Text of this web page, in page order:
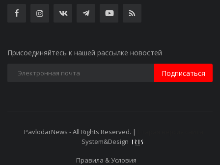
Присоединяйтесь к нашей рассылке новостей
Подписаться
PavlodarNews - All Rights Reserved. |
System&Design
Правила & Условия